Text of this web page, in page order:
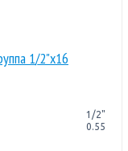
1/2"x16
1/2"
0.55